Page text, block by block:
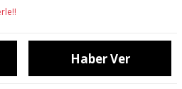
Haber Ver